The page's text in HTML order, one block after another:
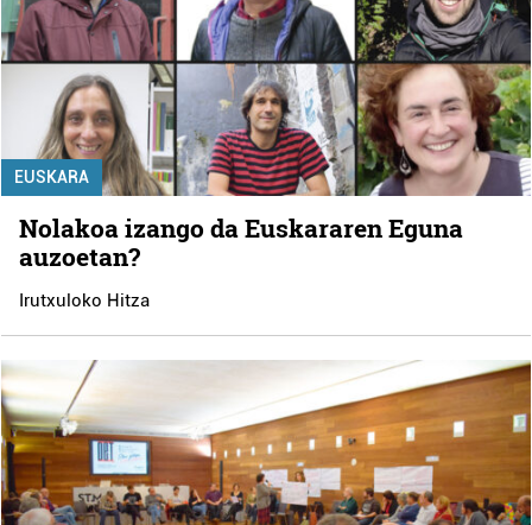
EUSKARA
Nolakoa izango da Euskararen Eguna
auzoetan?
Irutxuloko Hitza